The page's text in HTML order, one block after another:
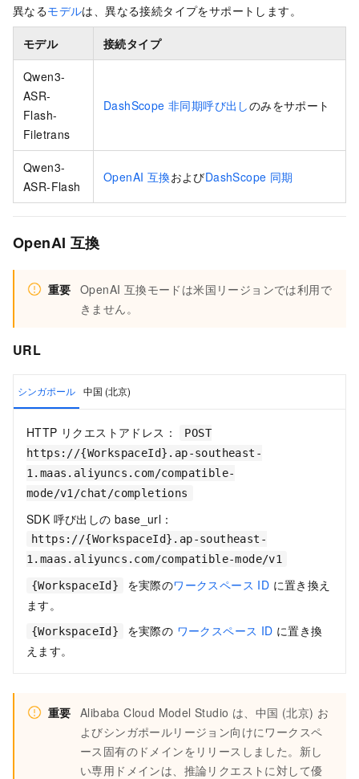
異なるモデルは、異なる接続タイプをサポートします。
モデル 接続タイプ
Qwen3-
ASR-
Flash-
Filetrans
DashScope 非同期呼び出しのみをサポート
Qwen3-
ASR-Flash
OpenAI 互換およびDashScope 同期
OpenAI 互換
重要 OpenAI 互換モードは米国リージョンでは利用で
きません。
URL
シンガポール 中国 (北京)
HTTP リクエストアドレス：
POST
https://{WorkspaceId}.ap-southeast-
1.maas.aliyuncs.com/compatible-
mode/v1/chat/completions
SDK 呼び出しの base_url：
https://{WorkspaceId}.ap-southeast-
1.maas.aliyuncs.com/compatible-mode/v1
{WorkspaceId} を実際のワークスペース ID に置き換え
ます。
{WorkspaceId} を実際の ワークスペース ID に置き換
えます。
重要 Alibaba Cloud Model Studio は、中国 (北京) お
よびシンガポールリージョン向けにワークスペ
ース固有のドメインをリリースしました。新し
い専用ドメインは、推論リクエストに対して優